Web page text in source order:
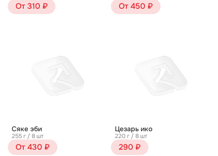
От 310 ₽ От 450 ₽
Сяке эби
255 г / 8 шт
От 430 ₽
Цезарь ико
220 г / 8 шт
290 ₽